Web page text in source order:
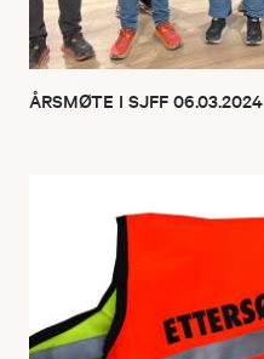
ÅRSMØTE I SJFF 06.03.2024